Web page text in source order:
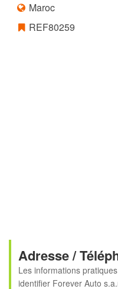
Maroc
REF80259
Adresse /
Les informations
identifier Forever Auto